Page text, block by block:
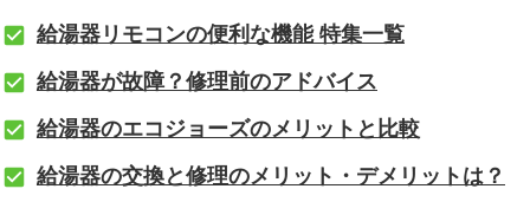
給湯器リモコンの便利な機能 特集一覧
給湯器が故障？修理前のアドバイス
給湯器のエコジョーズのメリットと比較
給湯器の交換と修理のメリット・デメリットは？